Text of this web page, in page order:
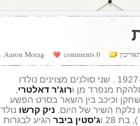
Aaron Morag 0 comments תאריכון
נולד ב-1927 . שני סולנים מצוינים נולדו
מנפרד מן ורוג'ר דאלטרי,
וכיכב בין השאר בסרט הפשע
נלקח השיר של היום. ניק קרשו נולד
ג'סטין ביבר הגיע לבגרות